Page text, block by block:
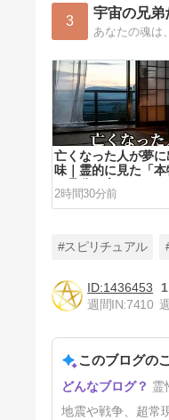
3 宇宙の兄弟
亡くなった人が夢
味｜霊的に見た「
の見分け方
2時間30分前
さ｜四人に一人は
い
4日前
#スピリチュアル
1436453
週間IN:7410
このブログの
霊
地震や戦争、超常